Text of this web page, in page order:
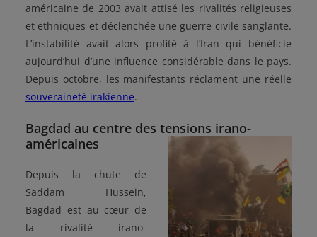
américaine de 2003 avait attisé les rivalités religieuses
et ethniques et déclenchée une guerre civile sanglante.
L’instabilité avait alors profité à l’Iran qui bénéficie
aujourd’hui d’une influence considérable dans le pays.
Depuis octobre, les manifestants réclament une réelle
souveraineté irakienne.
Bagdad au centre des tensions irano-
américaines
Depuis la chute de
Saddam Hussein,
Bagdad est au cœur de
la rivalité irano-